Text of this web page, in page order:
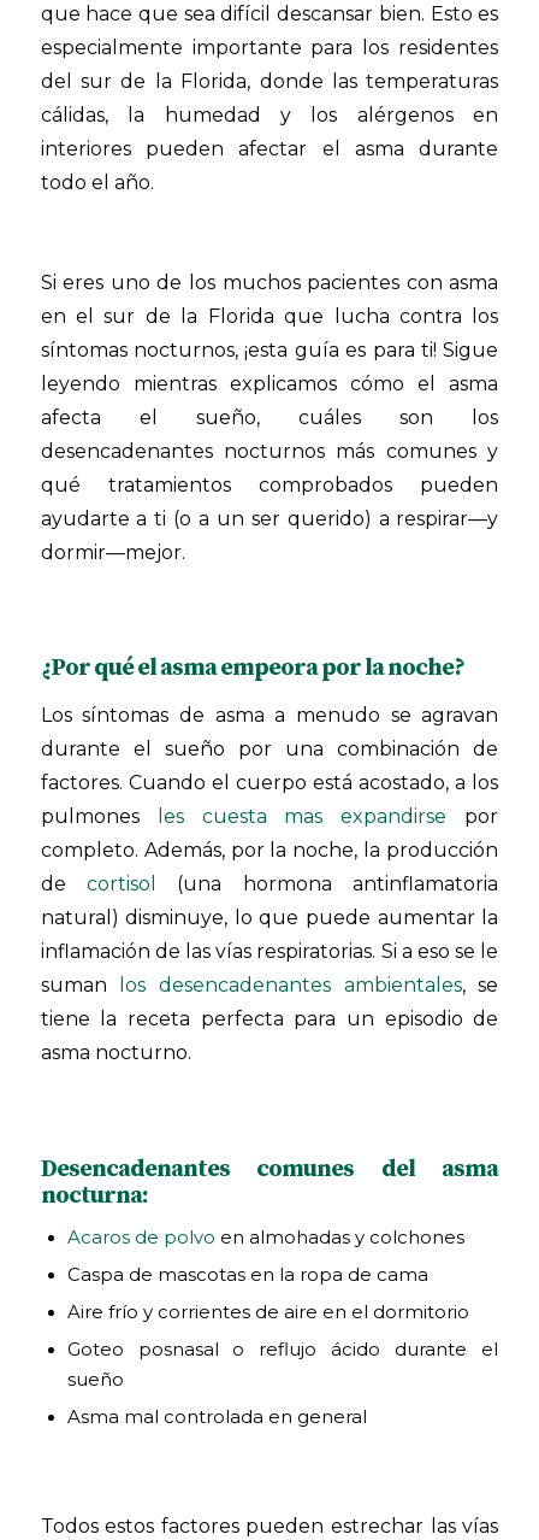
que hace que sea difícil descansar bien. Esto es
especialmente importante para los residentes
del sur de la Florida, donde las temperaturas
cálidas, la humedad y los alérgenos en
interiores pueden afectar el asma durante
todo el año.
Si eres uno de los muchos pacientes con asma
en el sur de la Florida que lucha contra los
síntomas nocturnos, ¡esta guía es para ti! Sigue
leyendo mientras explicamos cómo el asma
afecta el sueño, cuáles son los
desencadenantes nocturnos más comunes y
qué tratamientos comprobados pueden
ayudarte a ti (o a un ser querido) a respirar—y
dormir—mejor.
¿Por qué el asma empeora por la noche?
Los síntomas de asma a menudo se agravan
durante el sueño por una combinación de
factores. Cuando el cuerpo está acostado, a los
pulmones
les cuesta mas expandirse
por
completo. Además, por la noche, la producción
decortisol
(una hormona antinflamatoria
natural) disminuye, lo que puede aumentar la
inflamación de las vías respiratorias. Si a eso se le
suman
los desencadenantes ambientales, se
tiene la receta perfecta para un episodio de
asma nocturno.
Desencadenantes comunes del asma
nocturna:
Acaros de polvo en almohadas y colchones
Caspa de mascotas en la ropa de cama
Aire frío y corrientes de aire en el dormitorio
Goteo posnasal o reflujo ácido durante el
sueño
Asma mal controlada en general
Todos estos factores pueden estrechar las vías